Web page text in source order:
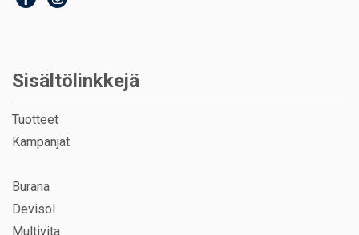
Sisältölinkkejä
Tuotteet
Kampanjat
Burana
Devisol
Multivita